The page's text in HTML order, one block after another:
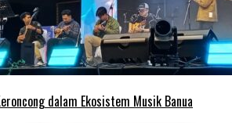
dalam Ekosistem Musik Banua